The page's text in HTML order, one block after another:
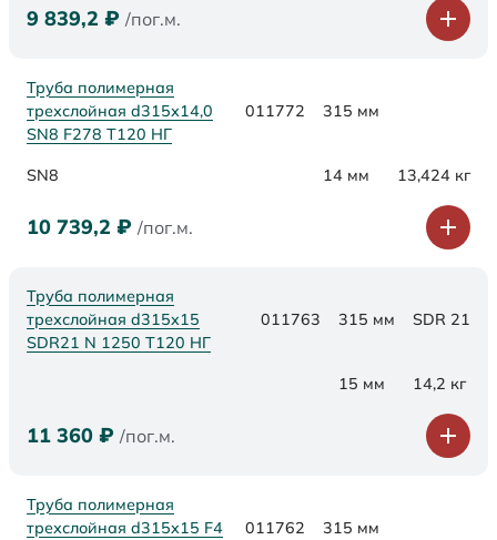
9 839,2 ₽ /пог.м.
Труба полимерная
трехслойная d315х14,0
SN8 F278 Т120 НГ
011772 315 мм
SN8 14 мм 13,424 кг
10 739,2 ₽ /пог.м.
Труба полимерная
трехслойная d315x15
SDR21 N 1250 Т120 НГ
011763 315 мм SDR 21
15 мм 14,2 кг
11 360 ₽ /пог.м.
Труба полимерная
трехслойная d315x15 F4
011762 315 мм